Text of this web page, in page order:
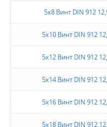
5х8 Винт DIN 912
5х10 Винт DIN 912
5х12 Винт DIN 912
5х14 Винт DIN 912
5х16 Винт DIN 912
5х18 Винт DIN 912